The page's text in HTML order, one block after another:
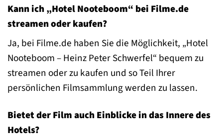
Kann ich „Hotel Nooteboom“ bei Filme.de
streamen oder kaufen?
Ja, bei Filme.de haben Sie die Möglichkeit, „Hotel
Nooteboom – Heinz Peter Schwerfel“ bequem zu
streamen oder zu kaufen und so Teil Ihrer
persönlichen Filmsammlung werden zu lassen.
Bietet der Film auch Einblicke in das Innere des
Hotels?